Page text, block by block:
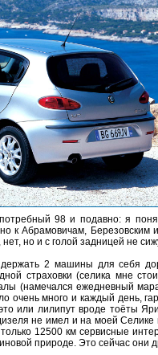
98 и подавно: я
к Абрамовичам, Березовским
но и с голой задницей не
2 машины для себя
страховки (селика мне
(намечался ежедневный
очень много и каждый день,
или лилипут вроде тоёты
не имел и на моей Селике
12500 км сервисные
природе. Это сейчас они